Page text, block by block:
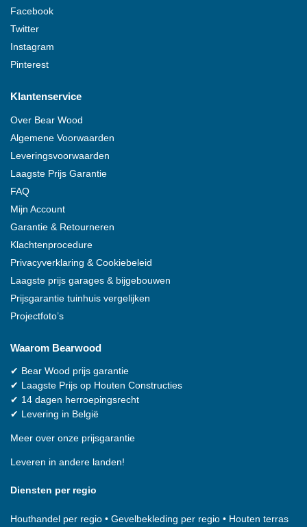
Facebook
Twitter
Instagram
Pinterest
Klantenservice
Over Bear Wood
Algemene Voorwaarden
Leveringsvoorwaarden
Laagste Prijs Garantie
FAQ
Mijn Account
Garantie & Retourneren
Klachtenprocedure
Privacyverklaring & Cookiebeleid
Laagste prijs garages & bijgebouwen
Prijsgarantie tuinhuis vergelijken
Projectfoto’s
Waarom Bearwood
✔ Bear Wood prijs garantie
✔ Laagste Prijs op Houten Constructies
✔ 14 dagen herroepingsrecht
✔ Levering in België
Meer over onze prijsgarantie
Leveren in andere landen!
Diensten per regio
Houthandel per regio • Gevelbekleding per regio • Houten terras